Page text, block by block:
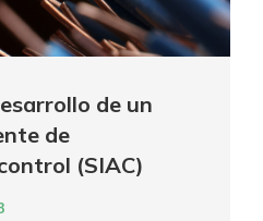
de un
de
(SIAC)